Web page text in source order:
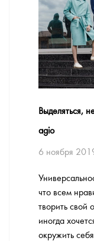
Выделяться,
agio
6 ноября
что всем
творить свой
иногда
окружить